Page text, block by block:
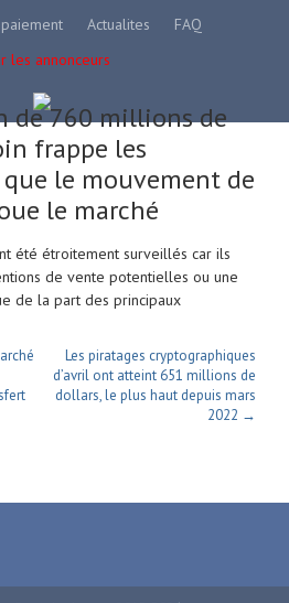
Actualites
FAQ
les annonceurs
de 760 millions de
frappe les
le mouvement de
le marché
été étroitement surveillés car ils
de vente potentielles ou une
de la part des principaux
Les piratages cryptographiques
d’avril ont atteint 651 millions de
dollars, le plus haut depuis mars
2022 →